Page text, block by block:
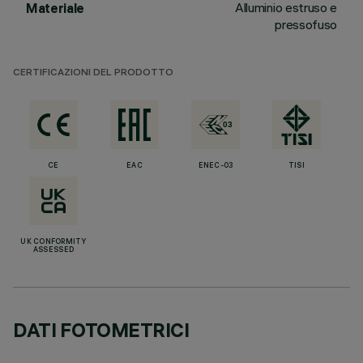
Materiale
Alluminio estruso e
pressofuso
CERTIFICAZIONI DEL PRODOTTO
CE EAC ENEC-03 TISI
UK CONFORMITY
ASSESSED
DATI FOTOMETRICI